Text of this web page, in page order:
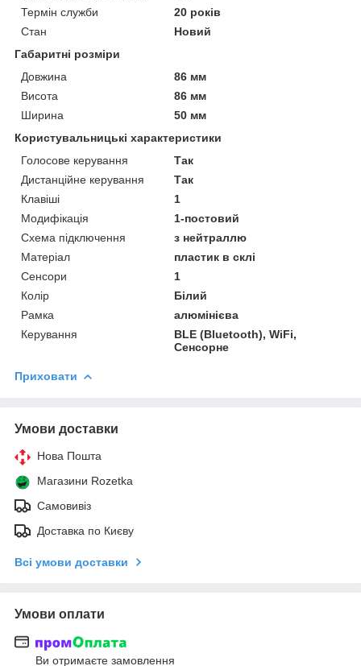
Термін служби
20 років
Стан
Новий
Габаритні розміри
Довжина
86 мм
Висота
86 мм
Ширина
50 мм
Користувальницькі характеристики
Голосове керування
Так
Дистанційне керування
Так
Клавіші
1
Модифікація
1-постовий
Схема підключення
з нейтраллю
Матеріал
пластик в склі
Сенсори
1
Колір
Білий
Рамка
алюмінієва
Керування
BLE (Bluetooth), WiFi,
Сенсорне
Приховати
Умови доставки
Нова Пошта
Магазини Rozetka
Самовивіз
Доставка по Києву
Всі умови доставки
Умови оплати
Ви отримаєте замовлення